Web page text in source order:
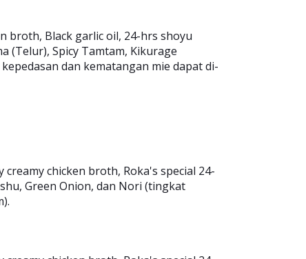
broth, Black garlic oil, 24-hrs shoyu
(Telur), Spicy Tamtam, Kikurage
dan kematangan mie dapat di-
chicken broth, Roka's special 24-
Green Onion, dan Nori (tingkat